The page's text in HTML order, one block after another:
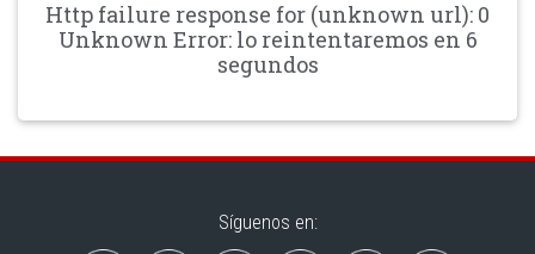
Http failure response for (unknown url): 0
Unknown Error: lo reintentaremos en 6
segundos
Síguenos en: